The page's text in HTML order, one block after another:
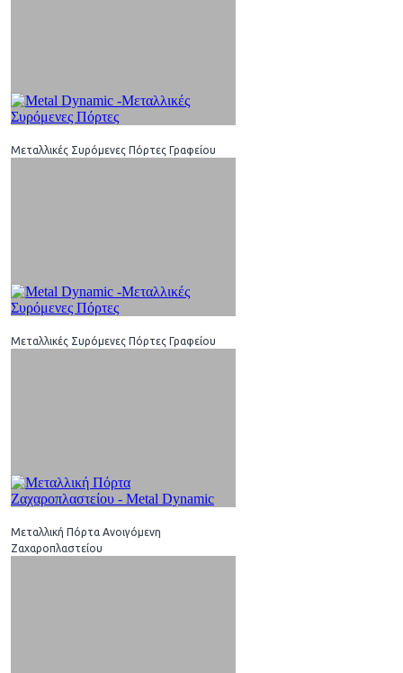
Μεταλλικές Συρόμενες Πόρτες Γραφείου
Μεταλλικές Συρόμενες Πόρτες Γραφείου
Μεταλλική Πόρτα Ανοιγόμενη
Ζαχαροπλαστείου